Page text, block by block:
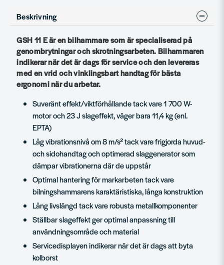
Beskrivning
GSH 11 E är en bilhammare som är specialiserad på
genombrytningar och skrotningsarbeten. Bilhammaren
indikerar när det är dags för service och den levereras
med en vrid och vinklingsbart handtag för bästa
ergonomi när du arbetar.
Suveränt effekt/viktförhållande tack vare 1 700 W-
motor och 23 J slageffekt, väger bara 11,4 kg (enl.
EPTA)
Låg vibrationsnivå om 8 m/s² tack vare frigjorda huvud-
och sidohandtag och optimerad slaggenerator som
dämpar vibrationerna där de uppstår
Optimal hantering för markarbeten tack vare
bilningshammarens karaktäristiska, långa konstruktion
Lång livslängd tack vare robusta metallkomponenter
Ställbar slageffekt ger optimal anpassning till
användningsområde och material
Servicedisplayen indikerar när det är dags att byta
kolborst